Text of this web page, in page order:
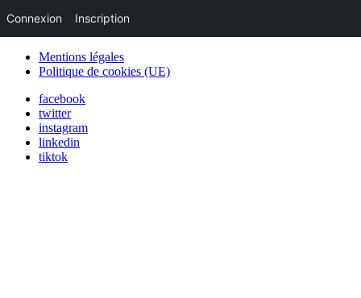
Mentions légales
Politique de cookies (UE)
facebook
twitter
instagram
linkedin
tiktok
Connexion Inscription